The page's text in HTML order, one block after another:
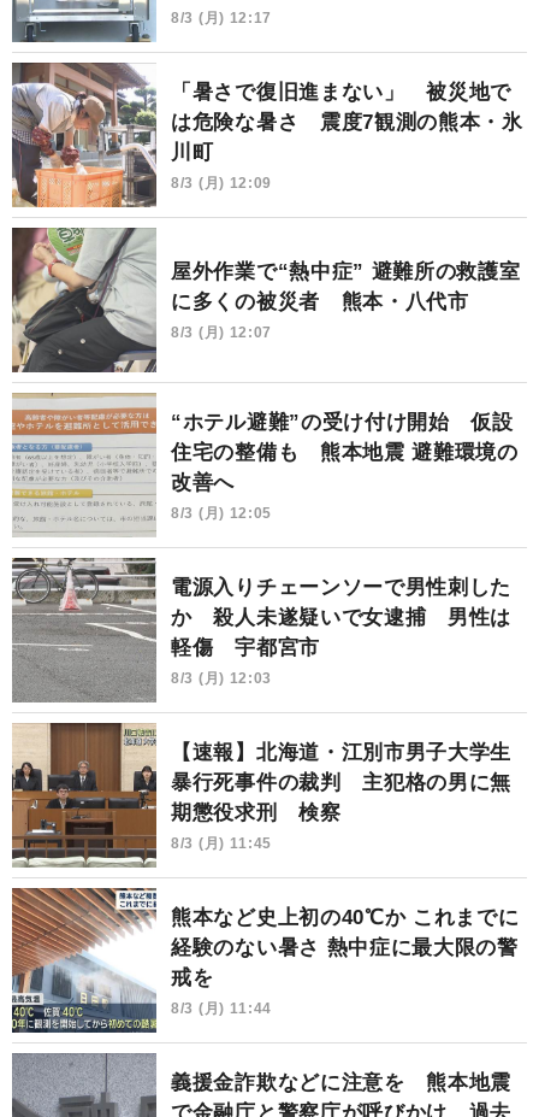
8/3 (月) 12:17
「暑さで復旧進まない」 被災地で
は危険な暑さ 震度7観測の熊本・氷
川町
8/3 (月) 12:09
屋外作業で“熱中症” 避難所の救護室
に多くの被災者 熊本・八代市
8/3 (月) 12:07
“ホテル避難”の受け付け開始 仮設
住宅の整備も 熊本地震 避難環境の
改善へ
8/3 (月) 12:05
電源入りチェーンソーで男性刺した
か 殺人未遂疑いで女逮捕 男性は
軽傷 宇都宮市
8/3 (月) 12:03
【速報】北海道・江別市男子大学生
暴行死事件の裁判 主犯格の男に無
期懲役求刑 検察
8/3 (月) 11:45
熊本など史上初の40℃か これまでに
経験のない暑さ 熱中症に最大限の警
戒を
8/3 (月) 11:44
義援金詐欺などに注意を 熊本地震